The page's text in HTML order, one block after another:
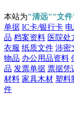
本站为"清远""文件
单据 IC卡/银行卡
品 档案资料 医院处
衣服 纸质文件 涉密
物品 办公用品资料
品 发票单据 票据凭
材料 家具木材 塑料
件